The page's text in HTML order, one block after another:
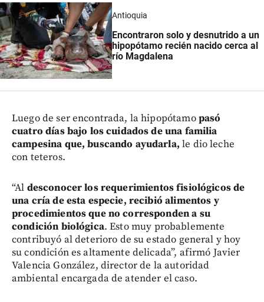
Antioquia
Encontraron solo y desnutrido a un
hipopótamo recién nacido cerca al
río Magdalena
Luego de ser encontrada, la hipopótamopasó
cuatro días bajo los cuidados de una familia
campesina que, buscando ayudarla, le dio leche
con teteros.
“Al desconocer los requerimientos fisiológicos de
una cría de esta especie, recibió alimentos y
procedimientos que no corresponden a su
condición biológica. Esto muy probablemente
contribuyó al deterioro de su estado general y hoy
su condición es altamente delicada”, afirmó Javier
Valencia González, director de la autoridad
ambiental encargada de atender el caso.